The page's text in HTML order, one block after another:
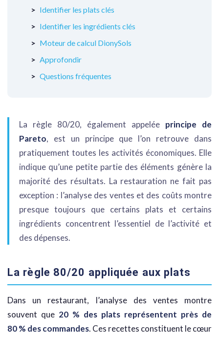
Identifier les plats clés
Identifier les ingrédients clés
Moteur de calcul DionySols
Approfondir
Questions fréquentes
La règle 80/20, également appelée principe de
Pareto, est un principe que l’on retrouve dans
pratiquement toutes les activités économiques. Elle
indique qu’une petite partie des éléments génère la
majorité des résultats. La restauration ne fait pas
exception : l’analyse des ventes et des coûts montre
presque toujours que certains plats et certains
ingrédients concentrent l’essentiel de l’activité et
des dépenses.
La règle 80/20 appliquée aux plats
Dans un restaurant, l’analyse des ventes montre
souvent que 20 % des plats représentent près de
80 % des commandes. Ces recettes constituent le cœur